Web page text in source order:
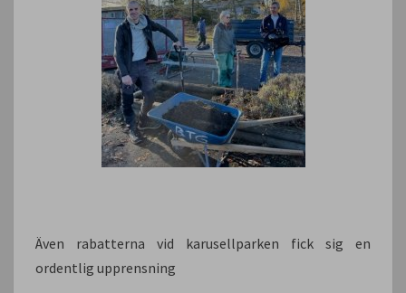
Även rabatterna vid karusellparken fick sig en
ordentlig upprensning